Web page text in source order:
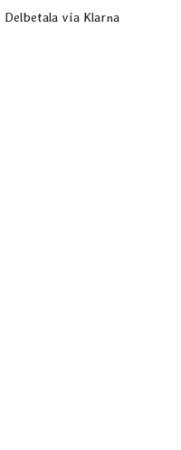
Delbetala via Klarna